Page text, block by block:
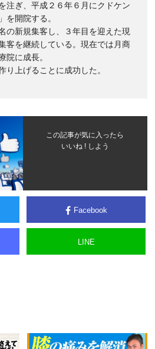
注ぎ、平成２６年６月にクドケン
を開院する。
の新規集客し、３年目を迎えた現
客を継続している。現在では月商
院に成長。
り上げることに成功した。
この記事が気に入ったら
いいね ! しよう
Facebook
LINE